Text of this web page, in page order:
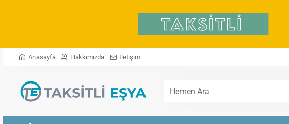
Anasayfa Hakkımızda İletişim
Hemen